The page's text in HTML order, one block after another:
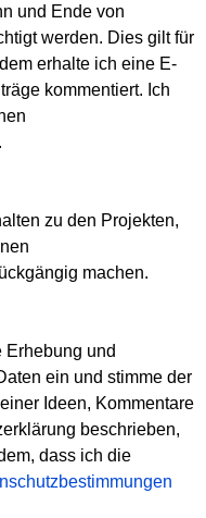
und Ende von
werden. Dies gilt für
erhalte ich eine E-
kommentiert. Ich
zu den Projekten,
machen.
Erhebung und
ein und stimme der
Ideen, Kommentare
beschrieben,
dass ich die